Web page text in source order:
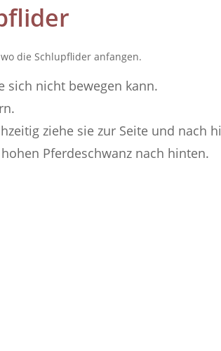
die Schlupflider anfangen.
sich nicht bewegen kann.
ziehe sie zur Seite und nach
Pferdeschwanz nach hinten.